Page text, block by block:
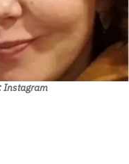
Instagram